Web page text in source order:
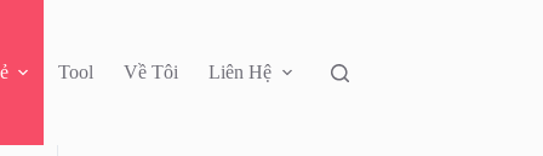
Tool Về Tôi Liên Hệ